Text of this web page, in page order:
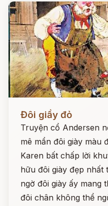
Đôi giầy đỏ
Truyện cổ Andersen
mê mẩn đôi giày màu
Karen bất chấp lời
hữu đôi giày đẹp
ngờ đôi giày ấy mang
đôi chân không thể